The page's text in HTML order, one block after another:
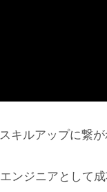
ルアップに繋が
ンジニアとして成